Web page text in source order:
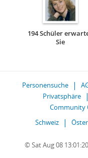
194 Schüler
Sie
Personensuche
Privatsphäre
Community
Schweiz
© Sat Aug 08